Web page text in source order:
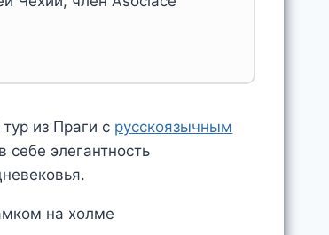
из Праги с русскоязычным
элегантность